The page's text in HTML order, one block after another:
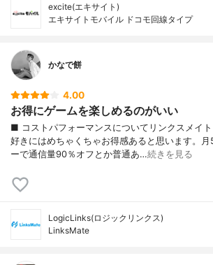
excite(エキサイト)
エキサイトモバイル ドコモ回線タイプ
かなで餅
4.00
お得にゲームを楽しめるのがいい
■ コストパフォーマンスについてリンクスメイ
好きにはめちゃくちゃお得感あると思います。
ーで通信量90％オフとか普通あ…続きを見る
LogicLinks(ロジックリンクス)
LinksMate